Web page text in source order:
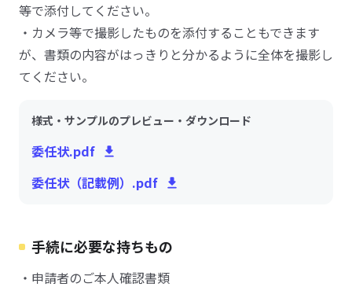
等で添付してください。
・カメラ等で撮影したものを添付することもできます
が、書類の内容がはっきりと分かるように全体を撮影し
てください。
様式・サンプルのプレビュー・ダウンロード
委任状.pdf
委任状（記載例）.pdf
手続に必要な持ちもの
・申請者のご本人確認書類